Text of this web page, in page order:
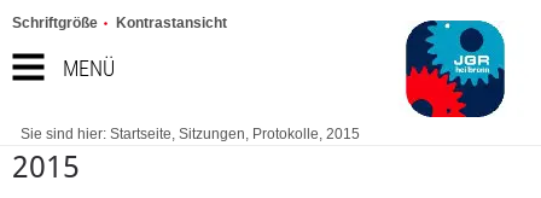
MENÜ
Schriftgröße Kontrastansicht
Sie sind hier: Startseite, Sitzungen, Protokolle, 2015
2015